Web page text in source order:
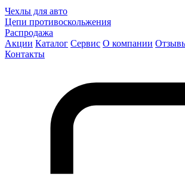
Чехлы для авто
Цепи противоскольжения
Распродажа
Акции Каталог Сервис О компании
Контакты